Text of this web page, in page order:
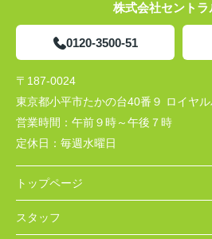
株式会社セントラ
0120-3500-51
〒187-0024
東京都小平市たかの台40番９ ロイヤ
営業時間： 午前９時～午後７時
定休日： 毎週水曜日
トップページ
スタッフ